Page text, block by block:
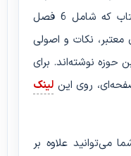
بهترین منبع یادگیری است. این کتاب که شامل 6 فصل
نکات و اصولی
حوزه نوشته‌اند. برای
لینک
می‌توانید علاوه بر